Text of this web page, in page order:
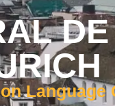
Language